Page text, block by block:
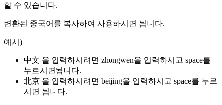
할 수 있습니다.
변환된 중국어를 복사하여 사용하시면 됩니다.
예시)
中文 을 입력하시려면 zhongwen을 입력하시고 space를
누르시면됩니다.
北京 을 입력하시려면 beijing을 입력하시고 space를 누르
시면 됩니다.